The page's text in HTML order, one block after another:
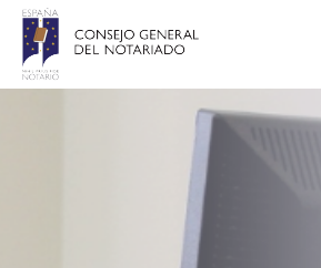
Saltar al contenido principal